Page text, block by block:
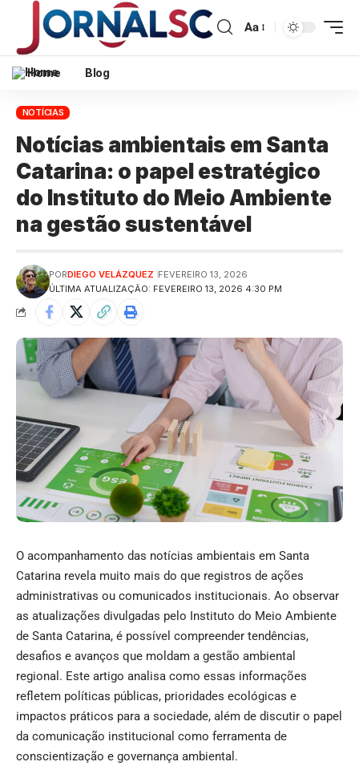
Aa
Home Blog
NOTÍCIAS
Notícias ambientais em Santa
Catarina: o papel estratégico
do Instituto do Meio Ambiente
na gestão sustentável
ÚLTIMA ATUALIZAÇÃO: FEVEREIRO 13, 2026 4:30 PM
PORDIEGO VELÁZQUEZ FEVEREIRO 13, 2026
O acompanhamento das notícias ambientais em Santa
Catarina revela muito mais do que registros de ações
administrativas ou comunicados institucionais. Ao observar
as atualizações divulgadas pelo Instituto do Meio Ambiente
de Santa Catarina, é possível compreender tendências,
desafios e avanços que moldam a gestão ambiental
regional. Este artigo analisa como essas informações
refletem políticas públicas, prioridades ecológicas e
impactos práticos para a sociedade, além de discutir o papel
da comunicação institucional como ferramenta de
conscientização e governança ambiental.